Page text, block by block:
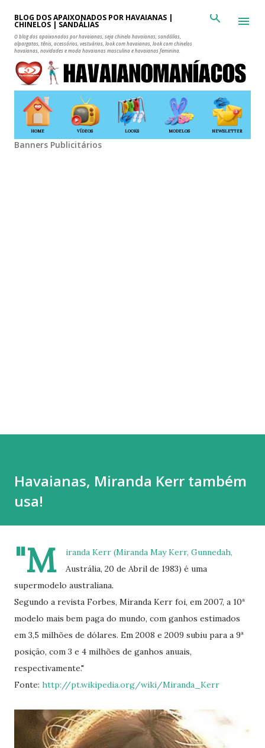
Pular para o conteúdo principal
BLOG DOS APAIXONADOS POR HAVAIANAS |
CHINELOS | SANDÁLIAS
O blog dos apaixonados por havaianas, seja chinelo havaianas, sandálias,
alpargatas, tênis, acessórios, vestuários, look com havaianas, look com chinelos
havaianas, novidades e moda havaianas masculina e havaianas feminina.
HOME VÍDEOS LOOKS MODELOS NEWSLETTER
Banners Publicitários
Havaianas, Miranda Kerr também
usa!
"M
iranda Kerr (Miranda May Kerr, Gunnedah,
Austrália, 20 de Abril de 1983) é uma
supermodelo australiana.
Segundo a revista Forbes, Miranda Kerr foi, em 2007, a 10ª
modelo mais bem paga do mundo, com ganhos estimados
em 3,5 milhões de dólares. Em 2008 e 2009 subiu para a 9ª
posição, com 3 e 4 milhões de ganhos anuais,
respectivamente."
Fonte: http://pt.wikipedia.org/wiki/Miranda_Kerr